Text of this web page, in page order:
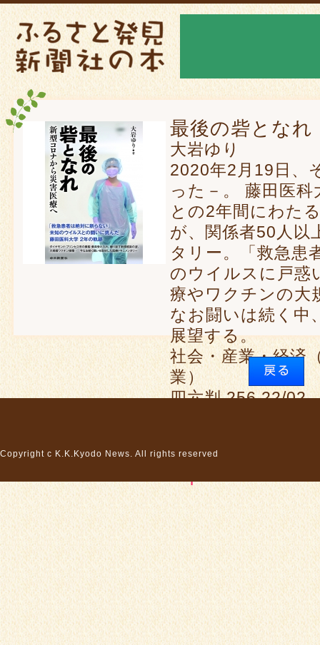
最後の砦とな
大岩ゆり
2020年2月19日、
った－。 藤田医
との2年間にわた
が、関係者50人以
タリー。「救急患
のウイルスに戸惑
療やワクチンの大
なお闘いは続く中
展望する。
社会・産業・経済
業）
四六判 256 22/
中日新聞社
Copyright c K.K.Kyodo News. All rights reserved